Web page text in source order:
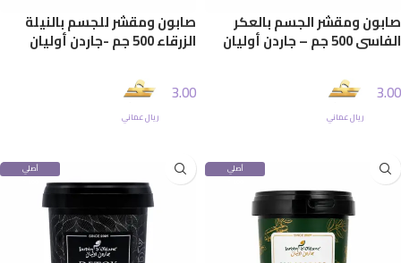
صابون ومقشر الجسم بالعكر
الفاسي 500 جم – جاردن أوليان
3.00
ريال عماني
صابون ومقشر للجسم بالنيلة
الزرقاء 500 جم -جاردن أوليان
3.00
ريال عماني
أصلي
أصلي